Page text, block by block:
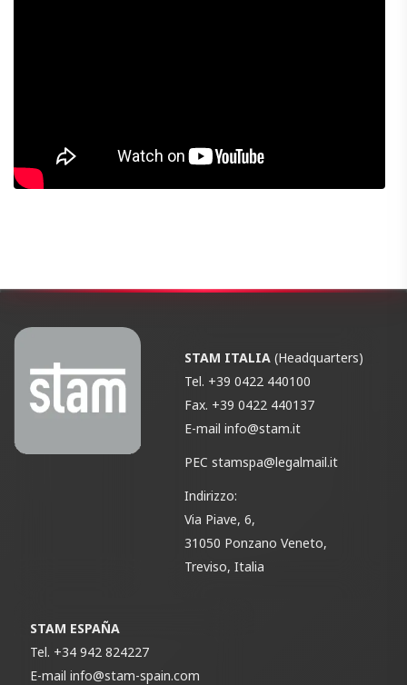
STAM ITALIA (Headquarters)
Tel. +39 0422 440100
Fax. +39 0422 440137
E-mailinfo@stam.it
PECstamspa@legalmail.it
Indirizzo:
Via Piave, 6,
31050 Ponzano Veneto,
Treviso, Italia
STAM ESPAÑA
Tel. +34 942 824227
E-mailinfo@stam-spain.com